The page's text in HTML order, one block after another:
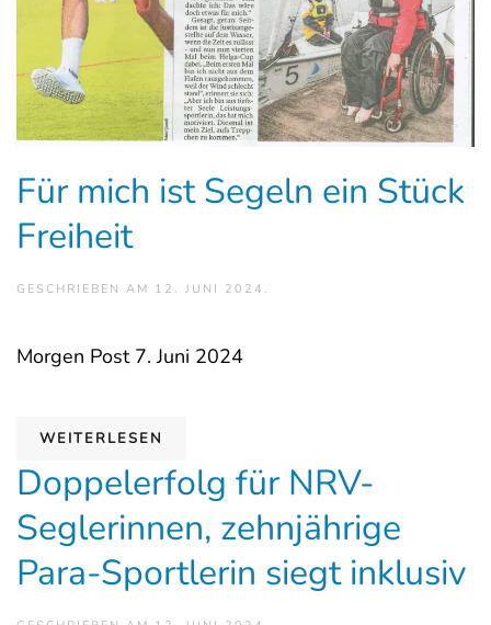
Für mich ist Segeln ein Stück
Freiheit
GESCHRIEBEN AM 12. JUNI 2024 .
Morgen Post 7. Juni 2024
WEITERLESEN
Doppelerfolg für NRV-
Seglerinnen, zehnjährige
Para-Sportlerin siegt inklusiv